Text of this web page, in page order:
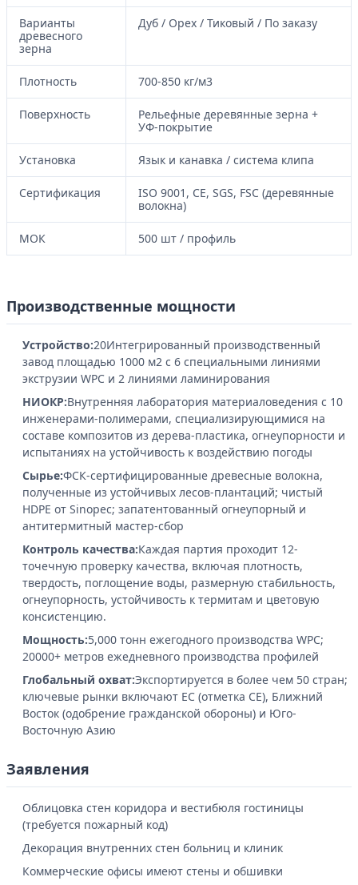
Варианты
древесного
зерна
Дуб / Орех / Тиковый / По заказу
Плотность 700-850 кг/м3
Поверхность
Рельефные деревянные зерна +
УФ-покрытие
Установка Язык и канавка / система клипа
Сертификация
ISO 9001, CE, SGS, FSC (деревянные
волокна)
МОК 500 шт / профиль
Производственные мощности
Устройство:20Интегрированный производственный
завод площадью 1000 м2 с 6 специальными линиями
экструзии WPC и 2 линиями ламинирования
НИОКР:Внутренняя лаборатория материаловедения с 10
инженерами-полимерами, специализирующимися на
составе композитов из дерева-пластика, огнеупорности и
испытаниях на устойчивость к воздействию погоды
Сырье:ФСК-сертифицированные древесные волокна,
полученные из устойчивых лесов-плантаций; чистый
HDPE от Sinopec; запатентованный огнеупорный и
антитермитный мастер-сбор
Контроль качества:Каждая партия проходит 12-
точечную проверку качества, включая плотность,
твердость, поглощение воды, размерную стабильность,
огнеупорность, устойчивость к термитам и цветовую
консистенцию.
Мощность:5,000 тонн ежегодного производства WPC;
20000+ метров ежедневного производства профилей
Глобальный охват:Экспортируется в более чем 50 стран;
ключевые рынки включают ЕС (отметка CE), Ближний
Восток (одобрение гражданской обороны) и Юго-
Восточную Азию
Заявления
Облицовка стен коридора и вестибюля гостиницы
(требуется пожарный код)
Декорация внутренних стен больниц и клиник
Коммерческие офисы имеют стены и обшивки